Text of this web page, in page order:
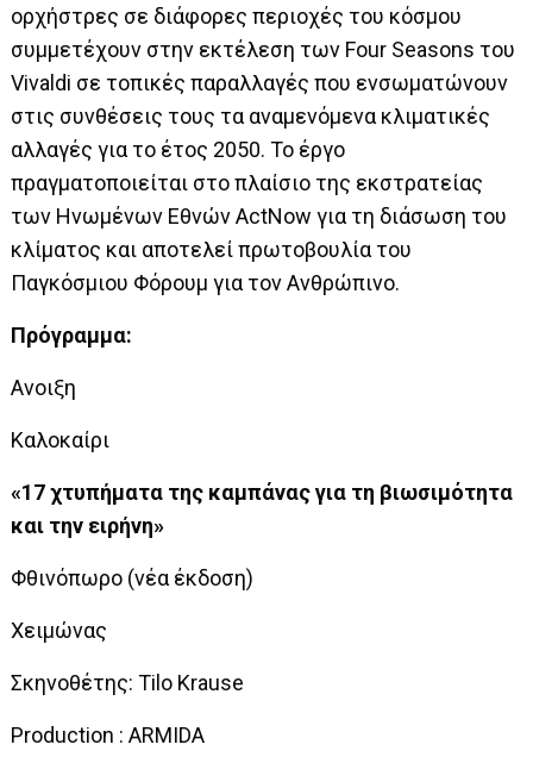
ορχήστρες σε διάφορες περιοχές του κόσμου
συμμετέχουν στην εκτέλεση των Four Seasons του
Vivaldi σε τοπικές παραλλαγές που ενσωματώνουν
στις συνθέσεις τους τα αναμενόμενα κλιματικές
αλλαγές για το έτος 2050. Το έργο
πραγματοποιείται στο πλαίσιο της εκστρατείας
των Ηνωμένων Εθνών ActNow για τη διάσωση του
κλίματος και αποτελεί πρωτοβουλία του
Παγκόσμιου Φόρουμ για τον Ανθρώπινο.
Πρόγραμμα:
Ανοιξη
Καλοκαίρι
«17 χτυπήματα της καμπάνας για τη βιωσιμότητα
και την ειρήνη»
Φθινόπωρο (νέα έκδοση)
Χειμώνας
Σκηνοθέτης: Tilo Krause
Production : ARMIDA